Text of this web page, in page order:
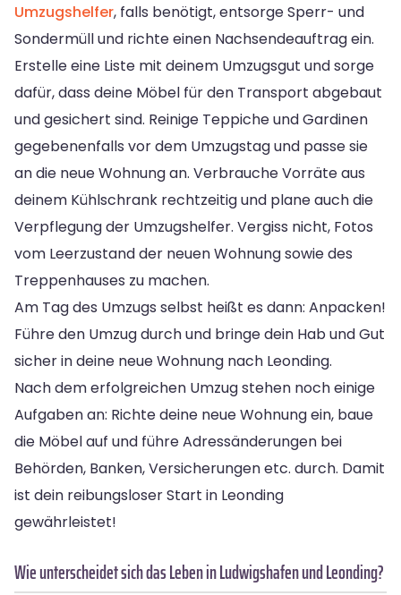
Umzugshelfer, falls benötigt, entsorge Sperr- und
Sondermüll und richte einen Nachsendeauftrag ein.
Erstelle eine Liste mit deinem Umzugsgut und sorge
dafür, dass deine Möbel für den Transport abgebaut
und gesichert sind. Reinige Teppiche und Gardinen
gegebenenfalls vor dem Umzugstag und passe sie
an die neue Wohnung an. Verbrauche Vorräte aus
deinem Kühlschrank rechtzeitig und plane auch die
Verpflegung der Umzugshelfer. Vergiss nicht, Fotos
vom Leerzustand der neuen Wohnung sowie des
Treppenhauses zu machen.
Am Tag des Umzugs selbst heißt es dann: Anpacken!
Führe den Umzug durch und bringe dein Hab und Gut
sicher in deine neue Wohnung nach Leonding.
Nach dem erfolgreichen Umzug stehen noch einige
Aufgaben an: Richte deine neue Wohnung ein, baue
die Möbel auf und führe Adressänderungen bei
Behörden, Banken, Versicherungen etc. durch. Damit
ist dein reibungsloser Start in Leonding
gewährleistet!
Wie unterscheidet sich das Leben in Ludwigshafen und Leonding?